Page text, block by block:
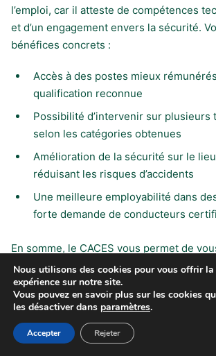
l’emploi, car il atteste de compétences
et d’un engagement envers la sécurité.
bénéfices concrets :
Accès à des postes mieux
qualification reconnue
Possibilité d’intervenir sur plusieurs
selon les catégories obtenues
Amélioration de la sécurité sur le
réduisant les risques d’accidents
Une meilleure employabilité dans
forte demande de conducteurs
En somme, le CACES vous permet de
d’accéder à des responsabilités accrues
votre parcours professionnel sur le long
FAQ – Réponses aux
Nous utilisons des cookies pour vous offrir
expérience sur notre site.
Vous pouvez en savoir plus sur les cookies
les désactiver dans paramètres.
Accepter Rejeter